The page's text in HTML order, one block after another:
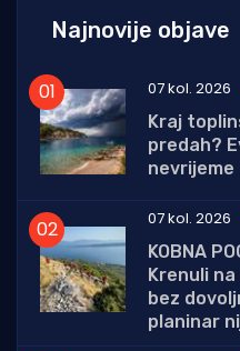
Najnovije objave
07 kol. 2026
Kraj
predah?
nevrijeme
07 kol. 2026
KOBNA
Krenuli
bez
planinar